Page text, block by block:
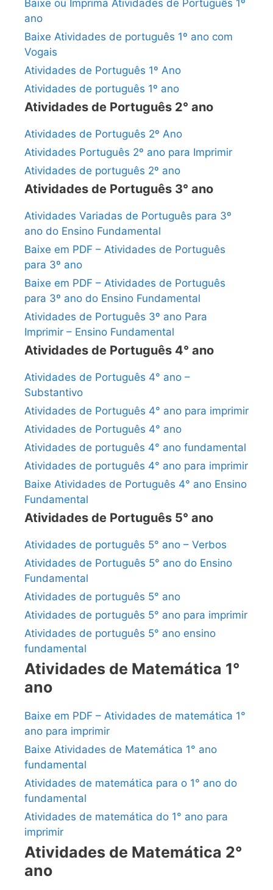
Baixe ou Imprima Atividades de Português 1º
ano
Baixe Atividades de português 1º ano com
Vogais
Atividades de Português 1º Ano
Atividades de português 1º ano
Atividades de Português 2° ano
Atividades de Português 2º Ano
Atividades Português 2º ano para Imprimir
Atividades de português 2º ano
Atividades de Português 3° ano
Atividades Variadas de Português para 3º
ano do Ensino Fundamental
Baixe em PDF – Atividades de Português
para 3º ano
Baixe em PDF – Atividades de Português
para 3º ano do Ensino Fundamental
Atividades de Português 3º ano Para
Imprimir – Ensino Fundamental
Atividades de Português 4° ano
Atividades de Português 4° ano –
Substantivo
Atividades de Português 4° ano para imprimir
Atividades de Português 4° ano
Atividades de português 4° ano fundamental
Atividades de português 4° ano para imprimir
Baixe Atividades de Português 4° ano Ensino
Fundamental
Atividades de Português 5° ano
Atividades de português 5° ano – Verbos
Atividades de Português 5° ano do Ensino
Fundamental
Atividades de português 5° ano
Atividades de português 5° ano para imprimir
Atividades de português 5° ano ensino
fundamental
Atividades de Matemática 1°
ano
Baixe em PDF – Atividades de matemática 1°
ano para imprimir
Baixe Atividades de Matemática 1° ano
fundamental
Atividades de matemática para o 1° ano do
fundamental
Atividades de matemática do 1° ano para
imprimir
Atividades de Matemática 2°
ano